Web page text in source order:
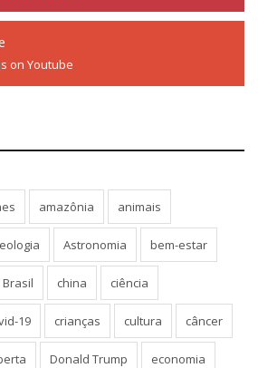
on Youtube
amazônia animais
Astronomia bem-estar
Brasil china ciência
19 crianças cultura câncer
Donald Trump economia